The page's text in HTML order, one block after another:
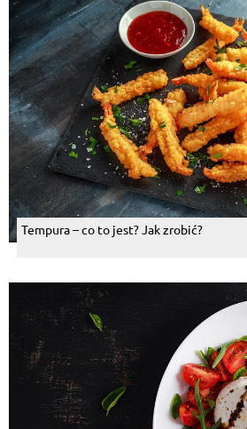
Tempura – co to jest? Jak zrobić?